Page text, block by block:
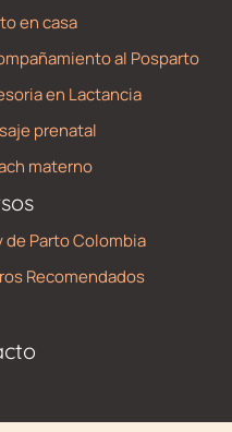
en casa
al Posparto
en Lactancia
prenatal
materno
de Parto Colombia
Recomendados